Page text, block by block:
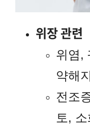
위장 관련
위염,
약해
전조
토,